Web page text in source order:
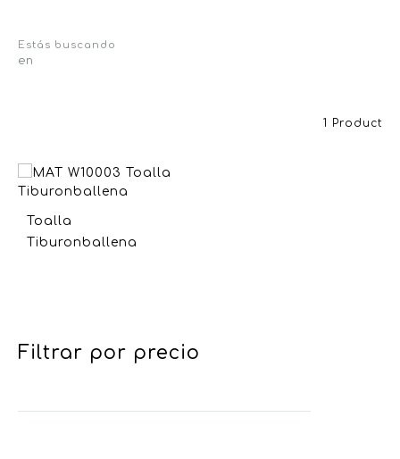
Estás buscando
en
1 Product
Toalla
Tiburonballena
Filtrar por precio